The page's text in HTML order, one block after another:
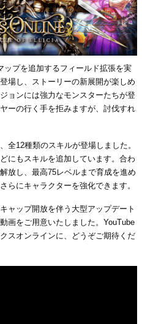
プを追加するフィールド拡張を実
場し、ストーリーの新展開が楽しめ
ョンには強力なモンスターたちが登
ーの行く手を拒みますが、討伐すれ
全12種類のスキルが登場しました。
にもスキルを追加しています。合わ
放し、最高75レベルまで育成を進め
らにキャラクターを強化できます。
ャップ開放を伴う大型アップデート
画をご用意いたしました。YouTube
スオンラインに、どうぞご期待くだ